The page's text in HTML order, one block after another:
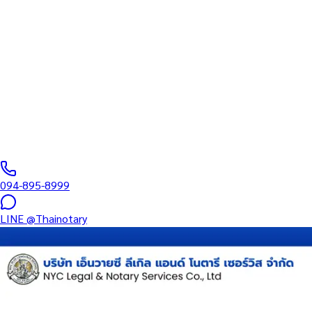
094-895-8999
LINE@Thainotary